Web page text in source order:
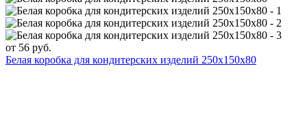
от 56 руб.
Белая коробка для кондитерских изделий 250x150x80